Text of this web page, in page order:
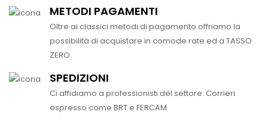
METODI PAGAMENTI
Oltre ai classici metodi di pagamento offriamo la
possibilità di acquistare in comode rate ed a TASSO
ZERO.
SPEDIZIONI
Ci affidiamo a professionisti del settore. Corrieri
espresso come BRT e FERCAM